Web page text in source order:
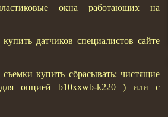
окна работающих на
датчиков специалистов сайте
купить сбрасывать: чистящие
для опцией b10xxwb-k220 ) или с